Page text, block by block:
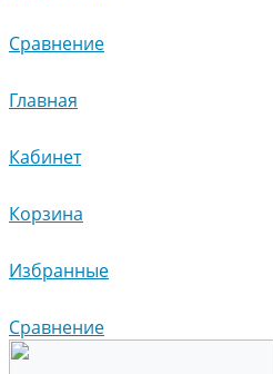
Сравнение
Главная
Кабинет
Корзина
Избранные
Сравнение